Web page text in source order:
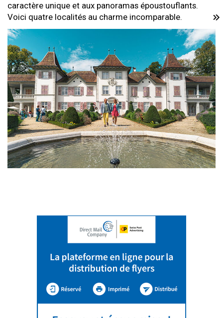
caractère unique et aux panoramas époustouflants.
Voici quatre localités au charme incomparable.